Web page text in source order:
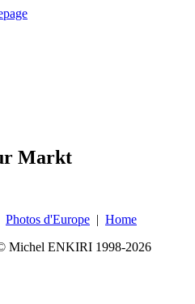
Markt
Photos d'Europe | Home
Michel ENKIRI 1998-2026